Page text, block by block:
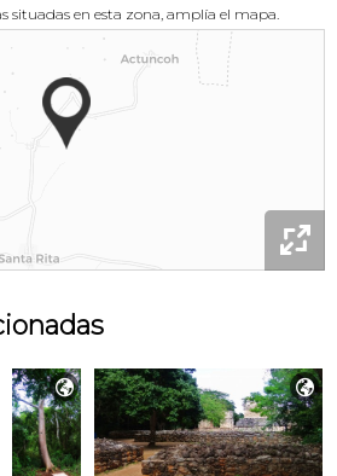
situadas en esta zona, amplía el mapa.

 